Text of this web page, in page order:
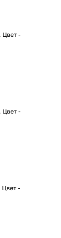
Цвет -
Цвет -
Цвет -